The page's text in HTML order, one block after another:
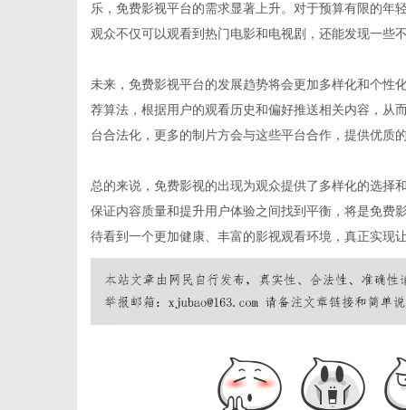
乐，免费影视平台的需求显著上升。对于预算有限的年
观众不仅可以观看到热门电影和电视剧，还能发现一些
未来，免费影视平台的发展趋势将会更加多样化和个性
荐算法，根据用户的观看历史和偏好推送相关内容，从
台合法化，更多的制片方会与这些平台合作，提供优质
总的来说，免费影视的出现为观众提供了多样化的选择
保证内容质量和提升用户体验之间找到平衡，将是免费
待看到一个更加健康、丰富的影视观看环境，真正实现